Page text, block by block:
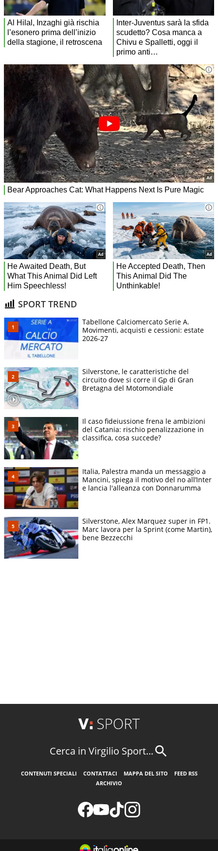
SPORT TREND
Tabellone Calciomercato Serie A.
Movimenti, acquisti e cessioni: estate
2026-27
Silverstone, le caratteristiche del
circuito dove si corre il Gp di Gran
Bretagna del Motomondiale
Il caso fideiussione frena le ambizioni
del Catania: rischio penalizzazione in
classifica, cosa succede?
Italia, Palestra manda un messaggio a
Mancini, spiega il motivo del no all’Inter
e lancia l'alleanza con Donnarumma
Silverstone, Alex Marquez super in FP1.
Marc lavora per la Sprint (come Martin),
bene Bezzecchi
Cerca in Virgilio Sport...
CONTENUTI SPECIALI CONTATTACI MAPPA DEL SITO
FEED RSS
ARCHIVIO